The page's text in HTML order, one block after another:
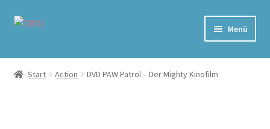
Zur
Zum
Menü
Home
Start Action DVD PAW Patrol – Der Mighty Kinofilm